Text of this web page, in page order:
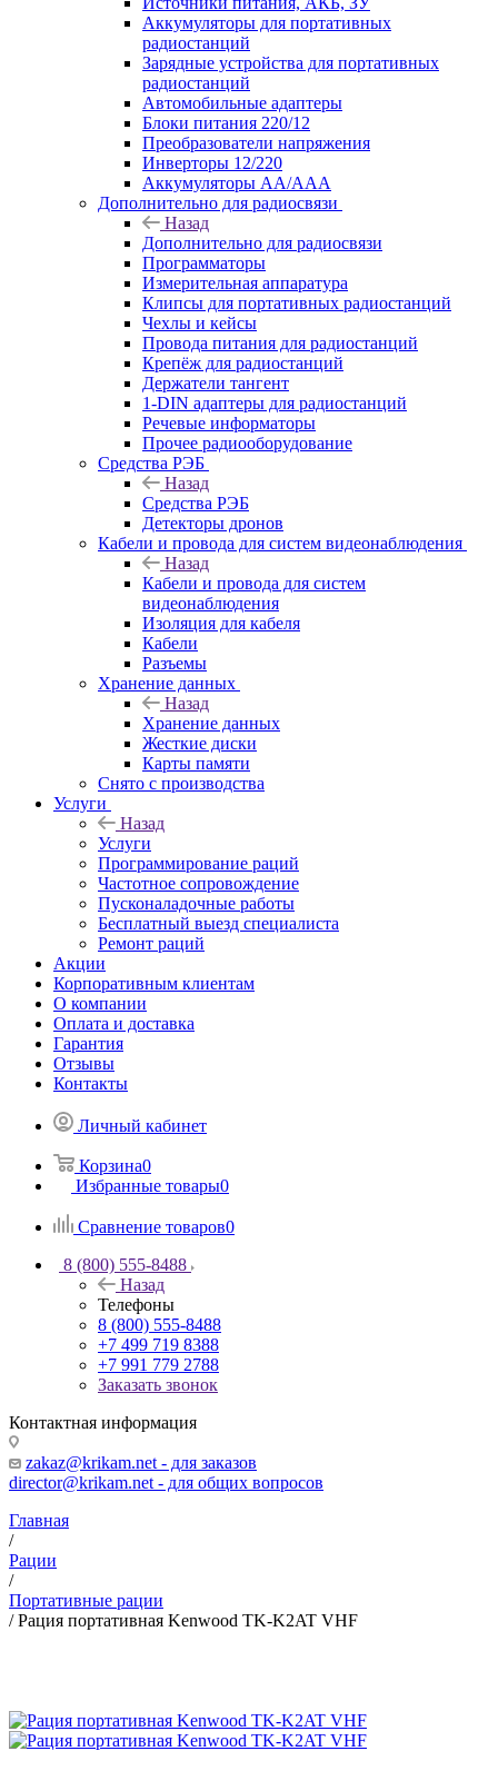
Аккумуляторы для портативных
радиостанций
Зарядные устройства для портативных
радиостанций
Автомобильные адаптеры
Блоки питания 220/12
Преобразователи напряжения
Инверторы 12/220
Аккумуляторы АА/ААА
Дополнительно для радиосвязи
Назад
Дополнительно для радиосвязи
Программаторы
Измерительная аппаратура
Клипсы для портативных радиостанций
Чехлы и кейсы
Провода питания для радиостанций
Крепёж для радиостанций
Держатели тангент
1-DIN адаптеры для радиостанций
Речевые информаторы
Прочее радиооборудование
Средства РЭБ
Назад
Средства РЭБ
Детекторы дронов
Кабели и провода для систем видеонаблюдения
Назад
Кабели и провода для систем
видеонаблюдения
Изоляция для кабеля
Кабели
Разъемы
Хранение данных
Назад
Хранение данных
Жесткие диски
Карты памяти
Снято с производства
Услуги
Назад
Услуги
Программирование раций
Частотное сопровождение
Пусконаладочные работы
Бесплатный выезд специалиста
Ремонт раций
Акции
Корпоративным клиентам
О компании
Оплата и доставка
Гарантия
Отзывы
Контакты
Личный кабинет
Корзина0
Избранные товары0
Сравнение товаров0
8 (800) 555-8488
Назад
Телефоны
8 (800) 555-8488
+7 499 719 8388
+7 991 779 2788
Заказать звонок
Контактная информация
zakaz@krikam.net - для заказов
director@krikam.net - для общих вопросов
Главная
/
Рации
/
Портативные рации
/Рация портативная Kenwood TK-K2AT VHF